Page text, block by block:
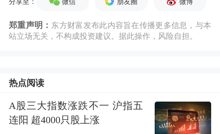
坠机情况
——坠机经过：起飞后不久坠毁
地时间13时38分从印度古吉拉特邦艾哈
迈达巴德机场起飞，在机场附近居民区
坠毁。该客机原定飞往英国伦敦盖特威
分享至：
郑重声明： 东方财富发布此内容旨在传播更多信息，与本
站立场无关，不构成投资建议。据此操作，风险自担。
热点阅读
A股三大指数涨跌不一 沪指五
连阳 超4000只股上涨